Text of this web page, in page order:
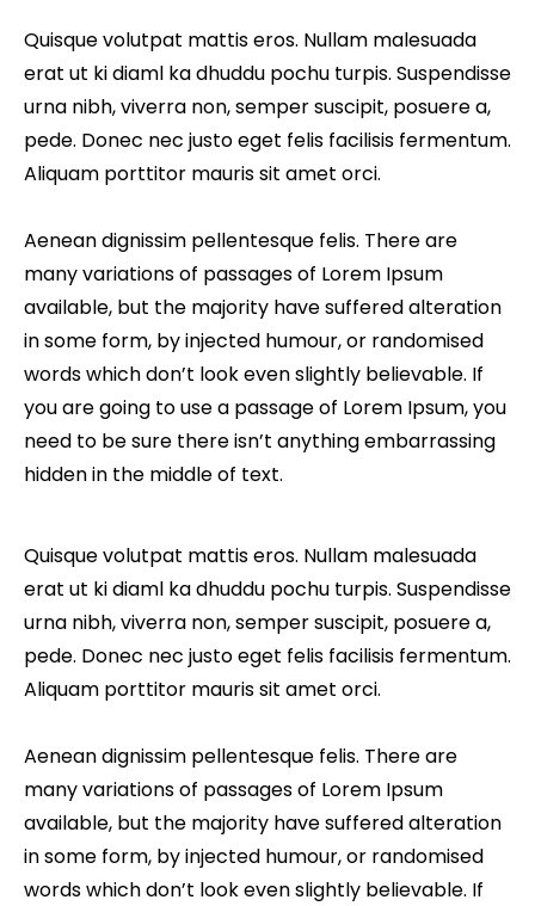
Quisque volutpat mattis eros. Nullam malesuada
erat ut ki diaml ka dhuddu pochu turpis. Suspendisse
urna nibh, viverra non, semper suscipit, posuere a,
pede. Donec nec justo eget felis facilisis fermentum.
Aliquam porttitor mauris sit amet orci.
Aenean dignissim pellentesque felis. There are
many variations of passages of Lorem Ipsum
available, but the majority have suffered alteration
in some form, by injected humour, or randomised
words which don’t look even slightly believable. If
you are going to use a passage of Lorem Ipsum, you
need to be sure there isn’t anything embarrassing
hidden in the middle of text.
Quisque volutpat mattis eros. Nullam malesuada
erat ut ki diaml ka dhuddu pochu turpis. Suspendisse
urna nibh, viverra non, semper suscipit, posuere a,
pede. Donec nec justo eget felis facilisis fermentum.
Aliquam porttitor mauris sit amet orci.
Aenean dignissim pellentesque felis. There are
many variations of passages of Lorem Ipsum
available, but the majority have suffered alteration
in some form, by injected humour, or randomised
words which don’t look even slightly believable. If